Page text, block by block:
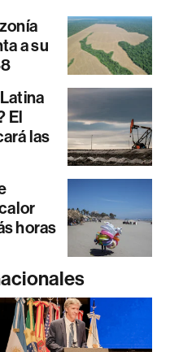
a su
El
las
horas